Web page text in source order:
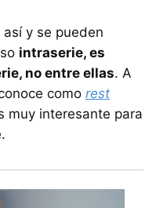
y se pueden
intraserie, es
no entre ellas. A
como rest
muy interesante para